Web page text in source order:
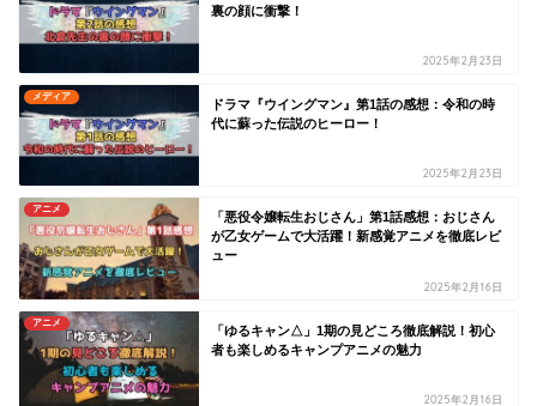
裏の顔に衝撃！
2025年2月23日
メディア
ドラマ『ウイングマン』第1話の感想：令和の時
代に蘇った伝説のヒーロー！
2025年2月23日
アニメ
「悪役令嬢転生おじさん」第1話感想：おじさん
が乙女ゲームで大活躍！新感覚アニメを徹底レビ
ュー
2025年2月16日
アニメ
「ゆるキャン△」1期の見どころ徹底解説！初心
者も楽しめるキャンプアニメの魅力
2025年2月16日